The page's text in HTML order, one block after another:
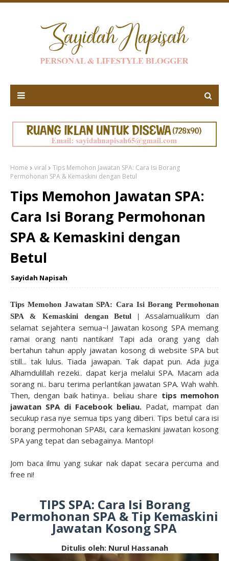
Home viral
Tips Memohon Jawatan SPA: Cara Isi Borang
Permohonan SPA & Kemaskini dengan Betul
Tips Memohon Jawatan SPA:
Cara Isi Borang Permohonan
SPA & Kemaskini dengan
Betul
Sayidah Napisah
Tips Memohon Jawatan SPA: Cara Isi Borang Permohonan
SPA & Kemaskini dengan Betul |
Assalamualikum dan
selamat sejahtera semua~! Jawatan kosong SPA memang
ramai orang nanti nantikan! Tapi ada orang yang dah
bertahun tahun apply jawatan kosong di website SPA but
still... tak lulus. Tiada jawapan. Tak dapat pun. Ada juga
Alhamdulillah rezeki.. dapat kerja melalui SPA. Macam ada
sorang ni.. baru terima perlantikan jawatan SPA. Wah wahh.
Then, dengan baik hatinya.. beliau share tips memohon
jawatan SPA di Facebook beliau. Padat, mampat dan
secukup rasa nye semua tips yang diberi. Tips betul cara isi
borang permohonan SPA8i, cara kemaskini jawatan kosong
SPA yang tepat dan sebagainya. Mantop!
Jom baca ilmu yang sukar nak dapat secara percuma and
free ni!
TIPS SPA: Cara Isi Borang
Permohonan SPA & Tip Kemaskini
Jawatan Kosong SPA
Ditulis oleh: Nurul Hassanah